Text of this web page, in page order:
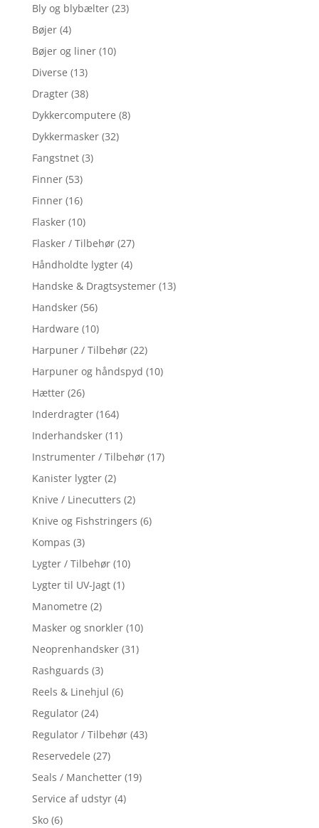
Bly og blybælter (23)
Bøjer (4)
Bøjer og liner (10)
Diverse (13)
Dragter (38)
Dykkercomputere (8)
Dykkermasker (32)
Fangstnet (3)
Finner (53)
Finner (16)
Flasker (10)
Flasker / Tilbehør (27)
Håndholdte lygter (4)
Handske & Dragtsystemer (13)
Handsker (56)
Hardware (10)
Harpuner / Tilbehør (22)
Harpuner og håndspyd (10)
Hætter (26)
Inderdragter (164)
Inderhandsker (11)
Instrumenter / Tilbehør (17)
Kanister lygter (2)
Knive / Linecutters (2)
Knive og Fishstringers (6)
Kompas (3)
Lygter / Tilbehør (10)
Lygter til UV-Jagt (1)
Manometre (2)
Masker og snorkler (10)
Neoprenhandsker (31)
Rashguards (3)
Reels & Linehjul (6)
Regulator (24)
Regulator / Tilbehør (43)
Reservedele (27)
Seals / Manchetter (19)
Service af udstyr (4)
Sko (6)